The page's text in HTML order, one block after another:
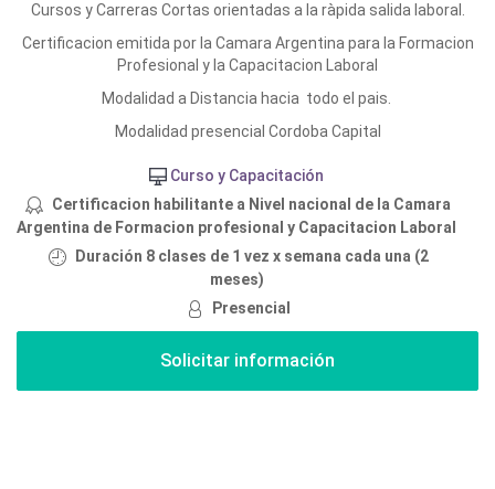
Cursos y Carreras Cortas orientadas a la ràpida salida laboral.
Certificacion emitida por la Camara Argentina para la Formacion
Profesional y la Capacitacion Laboral
Modalidad a Distancia hacia todo el pais.
Modalidad presencial Cordoba Capital
Curso y Capacitación
Certificacion habilitante a Nivel nacional de la Camara
Argentina de Formacion profesional y Capacitacion Laboral
Duración 8 clases de 1 vez x semana cada una (2
meses)
Presencial